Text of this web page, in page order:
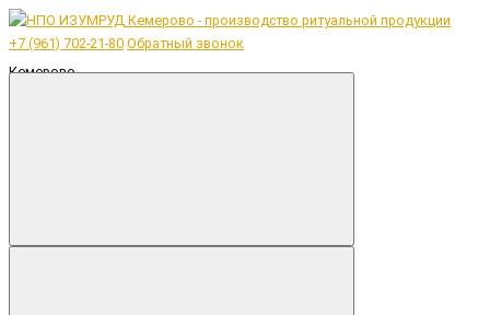
+7 (961) 702-21-80 Обратный звонок